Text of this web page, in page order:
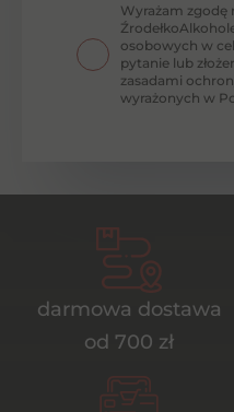
Wyrażam zgodę
osobowych w
pytanie lub
zasadami
wyrażonych w
darmowa dostawa
od 700 zł